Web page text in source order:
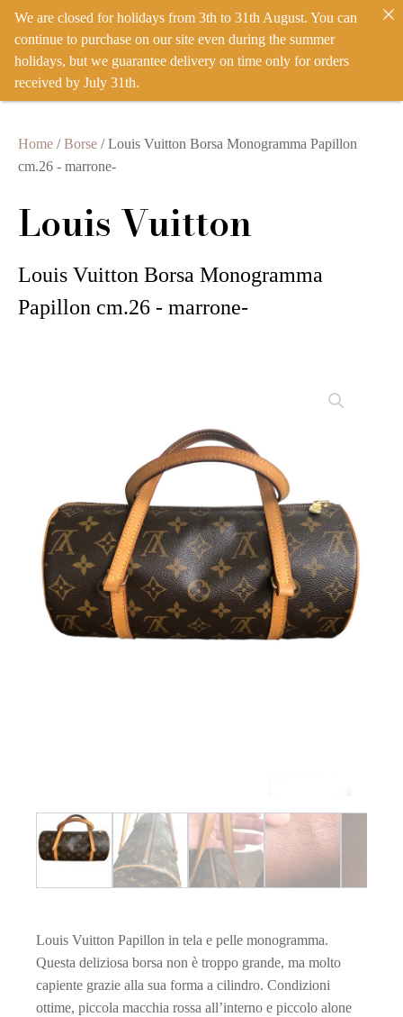
IT ENACCEDI
Home /Borse / Louis Vuitton Borsa Monogramma Papillon
cm.26 - marrone-
Louis Vuitton
Louis Vuitton Borsa Monogramma
Papillon cm.26 - marrone-
Louis Vuitton Papillon in tela e pelle monogramma.
Questa deliziosa borsa non è troppo grande, ma molto
capiente grazie alla sua forma a cilindro. Condizioni
ottime, piccola macchia rossa all’interno e piccolo alone
We are closed for holidays from 3th to 31th August. You can
continue to purchase on our site even during the summer
holidays, but we guarantee delivery on time only for orders
received by July 31th.